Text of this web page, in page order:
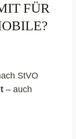
FÜR
StVO
– auch